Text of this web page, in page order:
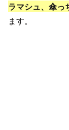
ラマシュ、傘っ
ます。